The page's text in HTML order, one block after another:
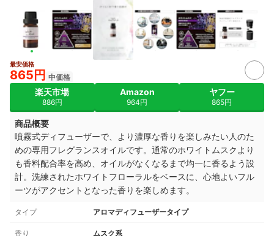
最安価格
865円 中価格
楽天市場
886円
Amazon
964円
ヤフー
865円
商品概要
噴霧式ディフューザーで、より濃厚な香りを楽しみたい人のた
めの専用フレグランスオイルです。通常のホワイトムスクより
も香料配合率を高め、オイルがなくなるまで均一に香るよう設
計。洗練されたホワイトフローラルをベースに、心地よいフル
ーツがアクセントとなった香りを楽しめます。
タイプ アロマディフューザータイプ
香り ムスク系